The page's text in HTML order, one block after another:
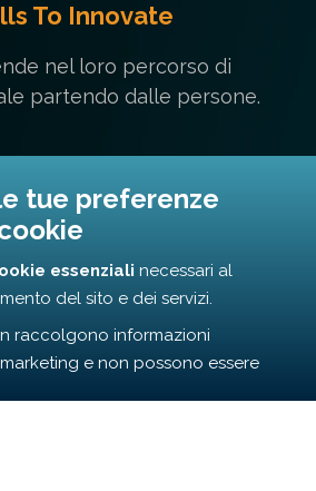
To Innovate
nel loro percorso di
partendo dalle persone.
Roma
tue preferenze
essenziali necessari al
del sito e dei servizi.
raccolgono informazioni
e non possono essere